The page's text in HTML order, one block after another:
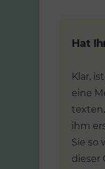
Hat
Klar,
eine
ihm
Sie so
dieser